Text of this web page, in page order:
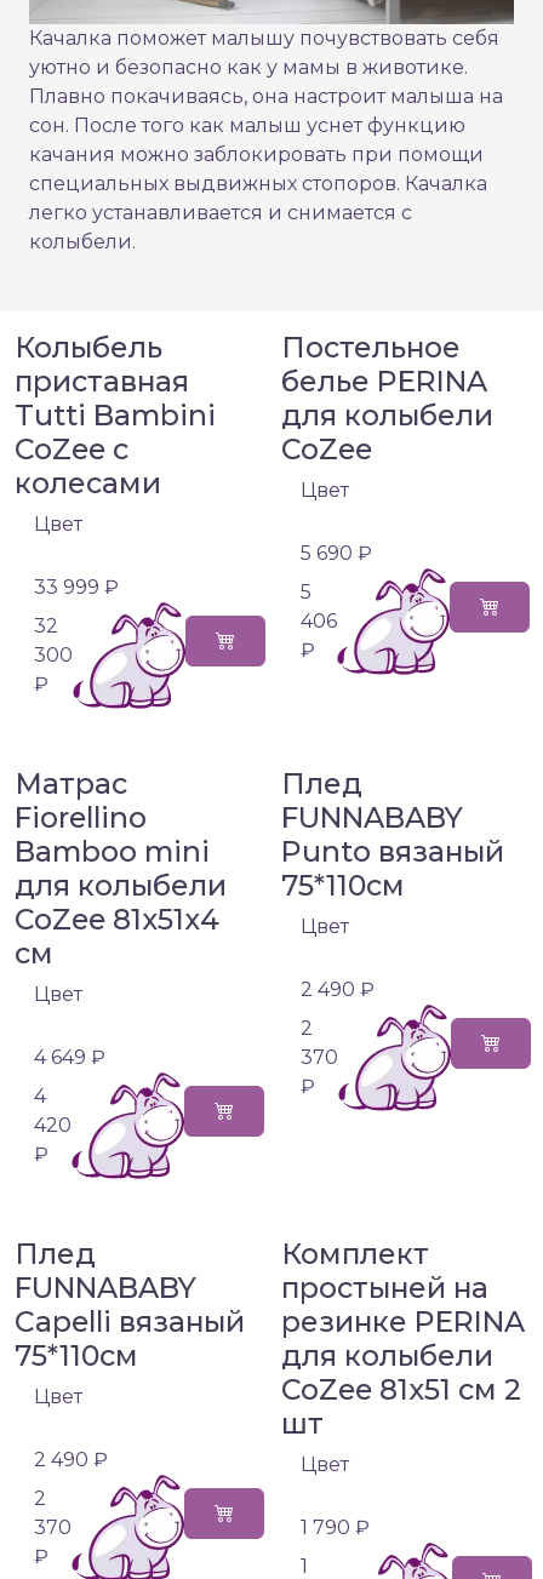
Качалка поможет малышу почувствовать себя
уютно и безопасно как у мамы в животике.
Плавно покачиваясь, она настроит малыша на
сон. После того как малыш уснет функцию
качания можно заблокировать при помощи
специальных выдвижных стопоров. Качалка
легко устанавливается и снимается с
колыбели.
Колыбель
приставная
Tutti Bambini
CoZee с
колесами
Цвет
33 999 ₽
32
300
₽
Постельное
белье PERINA
для колыбели
CoZee
Цвет
5 690 ₽
5
406
₽
Матрас
Fiorellino
Bamboo mini
для колыбели
CoZee 81х51х4
см
Цвет
4 649 ₽
4
420
₽
Плед
FUNNABABY
Punto вязаный
75*110см
Цвет
2 490 ₽
2
370
₽
Плед
FUNNABABY
Capelli вязаный
75*110см
Цвет
2 490 ₽
2
370
₽
Комплект
простыней на
резинке PERINA
для колыбели
CoZee 81х51 см 2
шт
Цвет
1 790 ₽
1